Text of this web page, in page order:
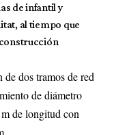
de infantil y
al tiempo que
dos tramos de red
de diámetro
de longitud con